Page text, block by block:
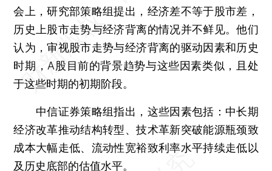
会上，研究部策略组提出，经济差不等于股市差，
历史上股市走势与经济背离的情况并不鲜见。他们
认为，审视股市走势与经济背离的驱动因素和历史
时期，A股目前的背景趋势与这些因素类似，且处
于这些时期的初期阶段。
中信证券策略组指出，这些因素包括：中长期
经济改革推动结构转型、技术革新突破能源瓶颈致
成本大幅走低、流动性宽裕致利率水平持续走低以
及历史底部的估值水平。